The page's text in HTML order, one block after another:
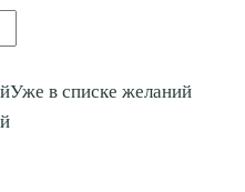
Уже в списке желаний